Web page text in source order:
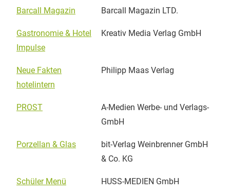
Barcall Magazin Barcall Magazin LTD.
Gastronomie & Hotel
Impulse
Kreativ Media Verlag GmbH
Neue Fakten
hotelintern
Philipp Maas Verlag
PROST
A-Medien Werbe- und Verlags-
GmbH
Porzellan & Glas
bit-Verlag Weinbrenner GmbH
& Co. KG
Schüler Menü HUSS-MEDIEN GmbH